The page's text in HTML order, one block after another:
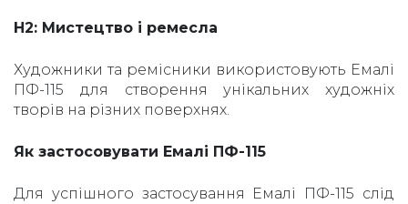
H2: Мистецтво і ремесла
Художники та ремісники використовують Емалі
ПФ-115 для створення унікальних художніх
творів на різних поверхнях.
Як застосовувати Емалі ПФ-115
Для успішного застосування Емалі ПФ-115 слід